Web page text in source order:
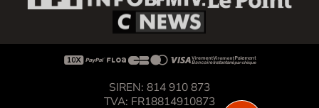

SIREN: 814 910 873
TVA: FR18814910873